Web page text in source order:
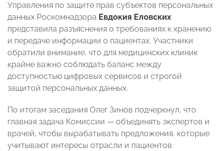
Управления по защите прав субъектов персональных
данных Роскомнадзора Евдокия Еловских
представила разъяснения о требованиях к хранению
и передаче информации о пациентах. Участники
обратили внимание, что для медицинских клиник
крайне важно соблюдать баланс между
доступностью цифровых сервисов и строгой
защитой персональных данных.
По итогам заседания Олег Зинов подчеркнул, что
главная задача Комиссии — объединять экспертов и
врачей, чтобы вырабатывать предложения, которые
учитывают интересы отрасли и пациентов.